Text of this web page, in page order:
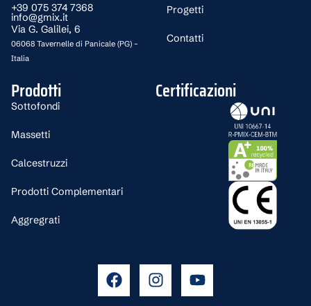
+39 075 374 7368
info@gmix.it
Via G. Galilei, 6
06068 Tavernelle di Panicale (PG) –
Italia
Progetti
Contatti
Prodotti
Sottofondi
Massetti
Calcestruzzi
Prodotti Complementari
Aggregrati
Certificazioni